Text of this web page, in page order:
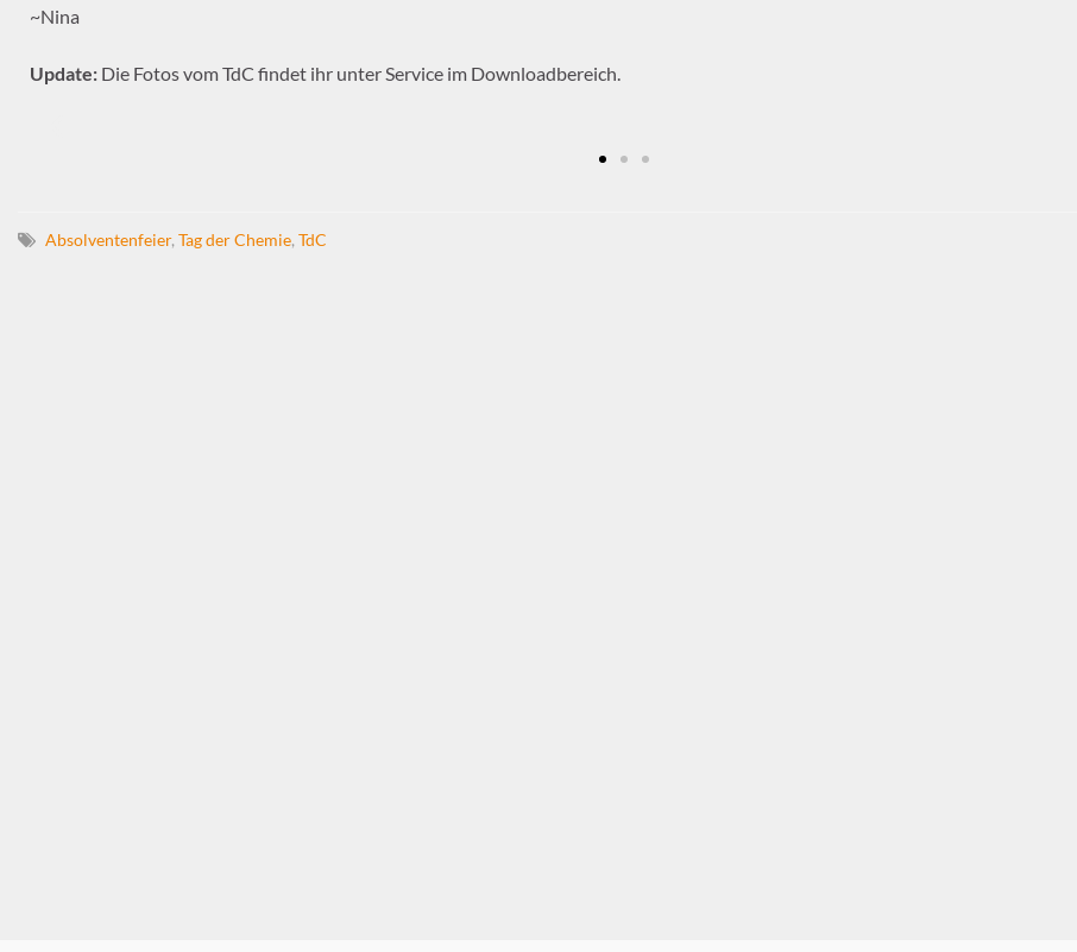
~Nina
Update: Die Fotos vom TdC findet ihr unter Service im Downloadbereich.
Absolventenfeier, Tag der Chemie, TdC